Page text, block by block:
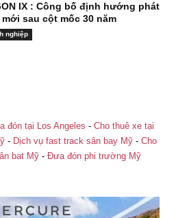
IX : Công bố định hướng phát
sau cột mốc 30 năm
nghiệp
đón tại Los Angeles - Cho thuê xe tại
- Dịch vụ fast track sân bay Mỹ- Cho
bat Mỹ- Đưa đón phi trường Mỹ